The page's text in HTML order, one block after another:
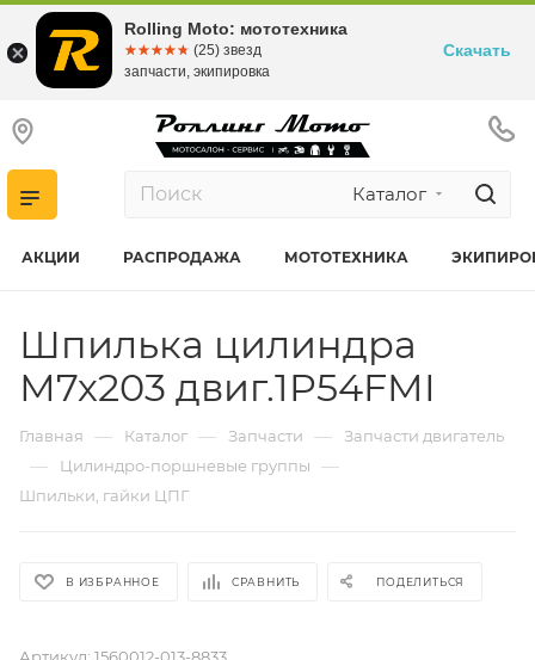
Каталог
АКЦИИ РАСПРОДАЖА МОТОТЕХНИКА
Шпилька цилиндра
М7х203 двиг.1P54FMI
Главная — Каталог — Запчасти — Запчасти двигатель
— Цилиндро-поршневые группы —
Шпильки, гайки ЦПГ
В ИЗБРАННОЕ СРАВНИТЬ ПОДЕЛИТЬСЯ
Rolling Moto: мототехника
☆☆☆☆☆
★★★★★ (25) звезд
запчасти, экипировка
Скачать